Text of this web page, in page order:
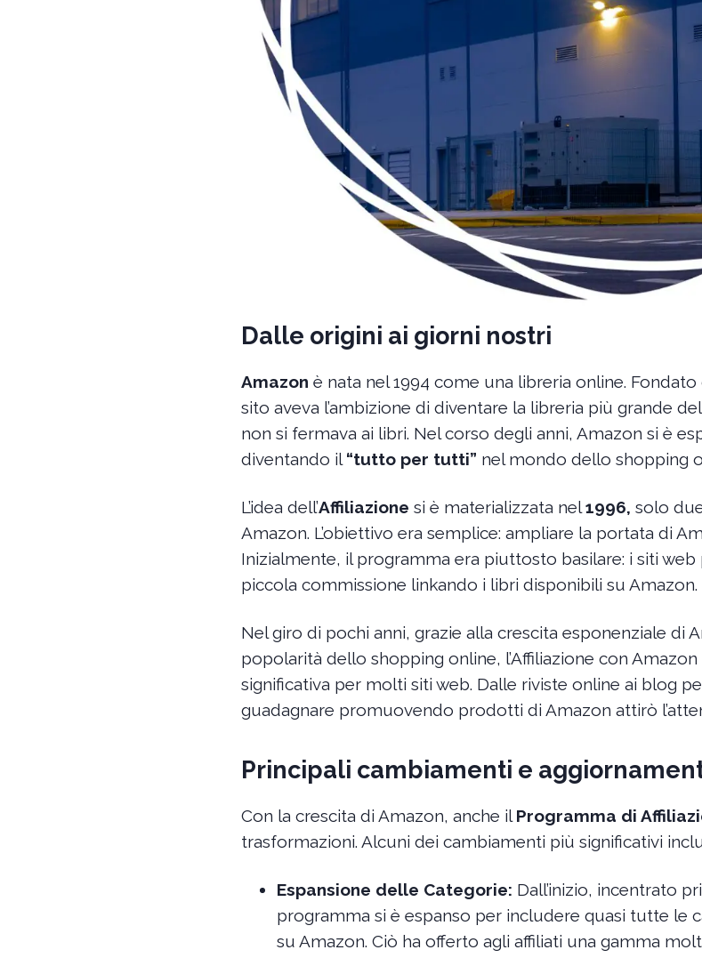
Dalle origini ai giorni nostri
Amazon è nata nel 1994 come una libreria online.
sito aveva l’ambizione di diventare la libreria più grande
non si fermava ai libri. Nel corso degli anni, Amazon si è
diventando il“tutto per tutti” nel mondo dello shopping
L’idea dell’Affiliazione si è materializzata nel1996, solo
Amazon. L’obiettivo era semplice: ampliare la portata di
Inizialmente, il programma era piuttosto basilare: i siti
piccola commissione linkando i libri disponibili su Amazon.
Nel giro di pochi anni, grazie alla crescita esponenziale di
popolarità dello shopping online, l’Affiliazione con
significativa per molti siti web. Dalle riviste online ai blog
guadagnare promuovendo prodotti di Amazon attirò
Principali cambiamenti e
Con la crescita di Amazon, anche ilProgramma di
trasformazioni. Alcuni dei cambiamenti più significativi
Espansione delle Categorie: Dall’inizio, incentrato
programma si è espanso per includere quasi tutte le
su Amazon. Ciò ha offerto agli affiliati una gamma